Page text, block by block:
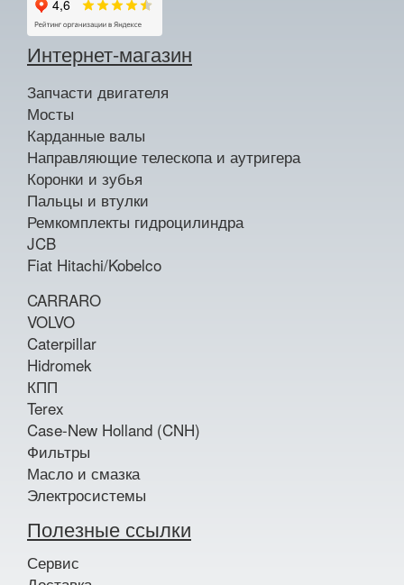
Интернет-магазин
Запчасти двигателя
Мосты
Карданные валы
Направляющие телескопа и аутригера
Коронки и зубья
Пальцы и втулки
Ремкомплекты гидроцилиндра
JCB
Fiat Hitachi/Kobelco
CARRARO
VOLVO
Caterpillar
Hidromek
КПП
Terex
Case-New Holland (CNH)
Фильтры
Масло и смазка
Электросистемы
Полезные ссылки
Сервис